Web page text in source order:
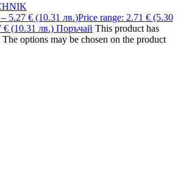
– 5.27 € (10.31 лв.)Price range: 2.71 € (5.30
€ (10.31 лв.) Поръчай This product has
options may be chosen on the product